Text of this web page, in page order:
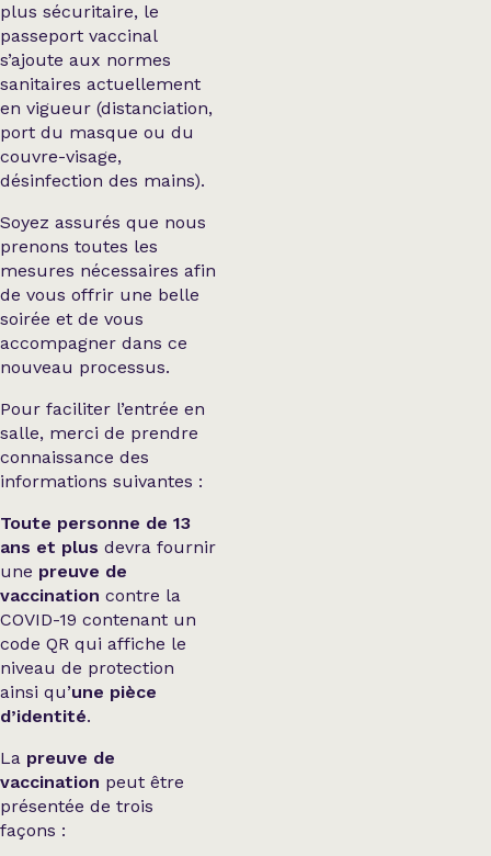
plus sécuritaire, le
passeport vaccinal
s’ajoute aux normes
sanitaires actuellement
en vigueur (distanciation,
port du masque ou du
couvre-visage,
désinfection des mains).
Soyez assurés que nous
prenons toutes les
mesures nécessaires afin
de vous offrir une belle
soirée et de vous
accompagner dans ce
nouveau processus.
Pour faciliter l’entrée en
salle, merci de prendre
connaissance des
informations suivantes :
Toute personne de 13
ans et plus devra fournir
une preuve de
vaccination contre la
COVID-19 contenant un
code QR qui affiche le
niveau de protection
ainsi qu’une pièce
d’identité.
La preuve de
vaccination peut être
présentée de trois
façons :